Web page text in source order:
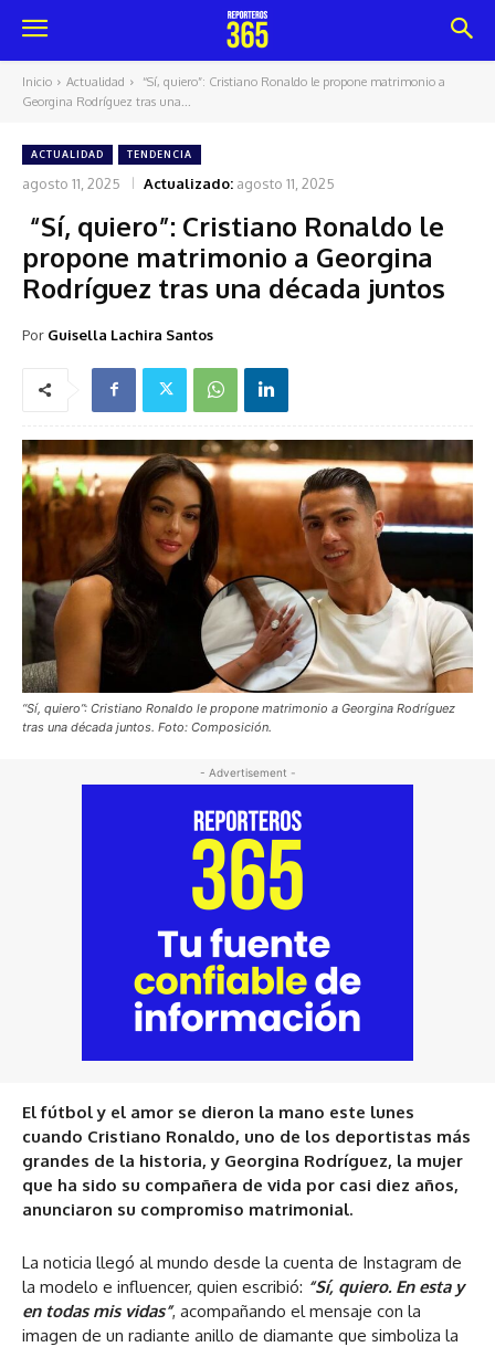
Inicio Actualidad
“Sí, quiero”: Cristiano Ronaldo le propone matrimonio a
Georgina Rodríguez tras una...
ACTUALIDAD TENDENCIA
agosto 11, 2025 Actualizado: agosto 11, 2025
“Sí, quiero”: Cristiano Ronaldo le
propone matrimonio a Georgina
Rodríguez tras una década juntos
Por Guisella Lachira Santos
“Sí, quiero”: Cristiano Ronaldo le propone matrimonio a Georgina Rodríguez
tras una década juntos. Foto: Composición.
- Advertisement -
El fútbol y el amor se dieron la mano este lunes
cuando Cristiano Ronaldo, uno de los deportistas más
grandes de la historia, y Georgina Rodríguez, la mujer
que ha sido su compañera de vida por casi diez años,
anunciaron su compromiso matrimonial.
La noticia llegó al mundo desde la cuenta de Instagram de
la modelo e influencer, quien escribió: “Sí, quiero. En esta y
en todas mis vidas”, acompañando el mensaje con la
imagen de un radiante anillo de diamante que simboliza la